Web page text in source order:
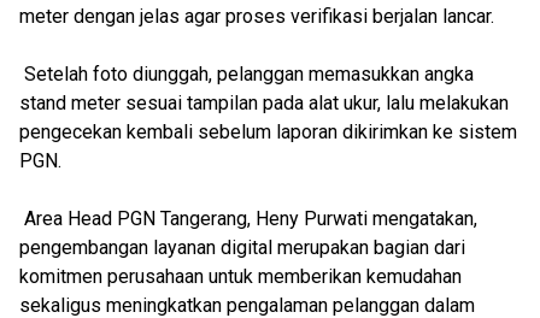
meter dengan jelas agar proses verifikasi berjalan lancar.
Setelah foto diunggah, pelanggan memasukkan angka
stand meter sesuai tampilan pada alat ukur, lalu melakukan
pengecekan kembali sebelum laporan dikirimkan ke sistem
PGN.
Area Head PGN Tangerang, Heny Purwati mengatakan,
pengembangan layanan digital merupakan bagian dari
komitmen perusahaan untuk memberikan kemudahan
sekaligus meningkatkan pengalaman pelanggan dalam